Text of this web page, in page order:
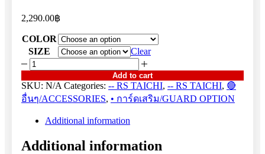
2,290.00฿
COLOR
SIZE
Clear
TRV081
STEALTH
CE
GUARD
FOR
ELBOW
(LV2)
Add to cart
SKU: N/A Categories: -- RS TAICHI, -- RS TAICHI, 🔴
อื่นๆ/ACCESSORIES, • การ์ดเสริม/GUARD OPTION
Additional information
Additional information